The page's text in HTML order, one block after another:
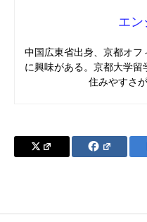
エン
中国広東省出身、京都オフ
に興味がある。京都大学
住みやすさ